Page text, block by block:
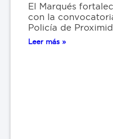
El Marqués
con la
Policía de
Leer más »